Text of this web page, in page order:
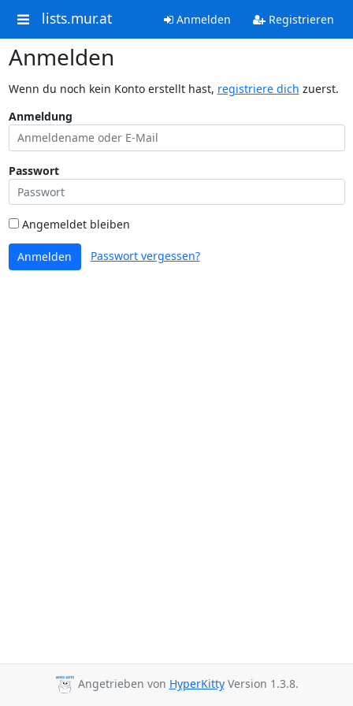
lists.mur.at Anmelden Registrieren
Anmelden
Wenn du noch kein Konto erstellt hast, registriere dich zuerst.
Anmeldung
Passwort
Angemeldet bleiben
Anmelden Passwort vergessen?
Angetrieben von HyperKittyVersion 1.3.8.